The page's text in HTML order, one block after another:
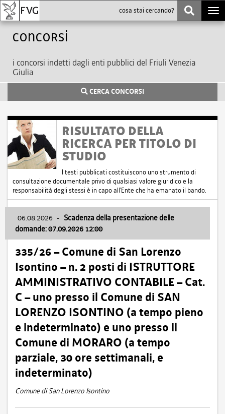
Concorsi
i concorsi indetti dagli enti pubblici del Friuli Venezia
Giulia
CERCA CONCORSI
RISULTATO DELLA
RICERCA PER TITOLO DI
STUDIO
I testi pubblicati costituiscono uno strumento di
consultazione documentale privo di qualsiasi valore giuridico e la
responsabilità degli stessi è in capo all'Ente che ha emanato il bando.
06.08.2026 - Scadenza della presentazione delle
domande: 07.09.2026 12:00
335/26 – Comune di San Lorenzo
Isontino – n. 2 posti di ISTRUTTORE
AMMINISTRATIVO CONTABILE – Cat.
C – uno presso il Comune di SAN
LORENZO ISONTINO (a tempo pieno
e indeterminato) e uno presso il
Comune di MORARO (a tempo
parziale, 30 ore settimanali, e
indeterminato)
Comune di San Lorenzo Isontino